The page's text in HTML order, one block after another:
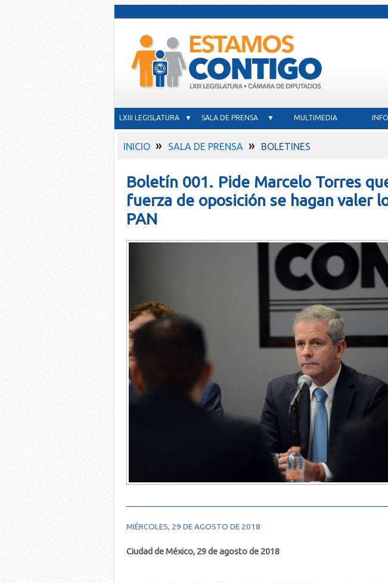
LXIII LEGISLATURA ▼ SALA DE PRENSA ▼ MULTIMEDIA
INICIO » SALA DE PRENSA » BOLETINES
Boletín 001. Pide Marcelo Torres
fuerza de oposición se hagan valer
PAN
MIÉRCOLES, 29 DE AGOSTO DE 2018
Ciudad de México, 29 de agosto de 2018